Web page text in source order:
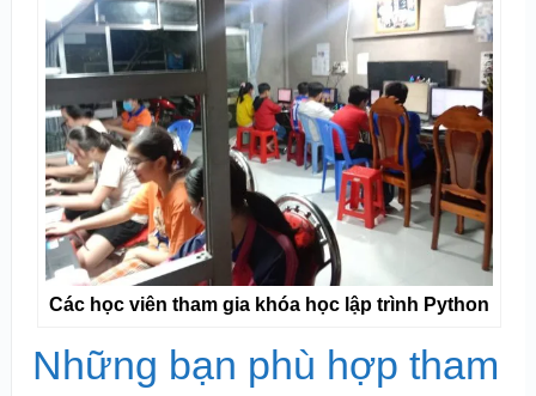
Các học viên tham gia khóa học lập trình Python
Những bạn phù hợp tham